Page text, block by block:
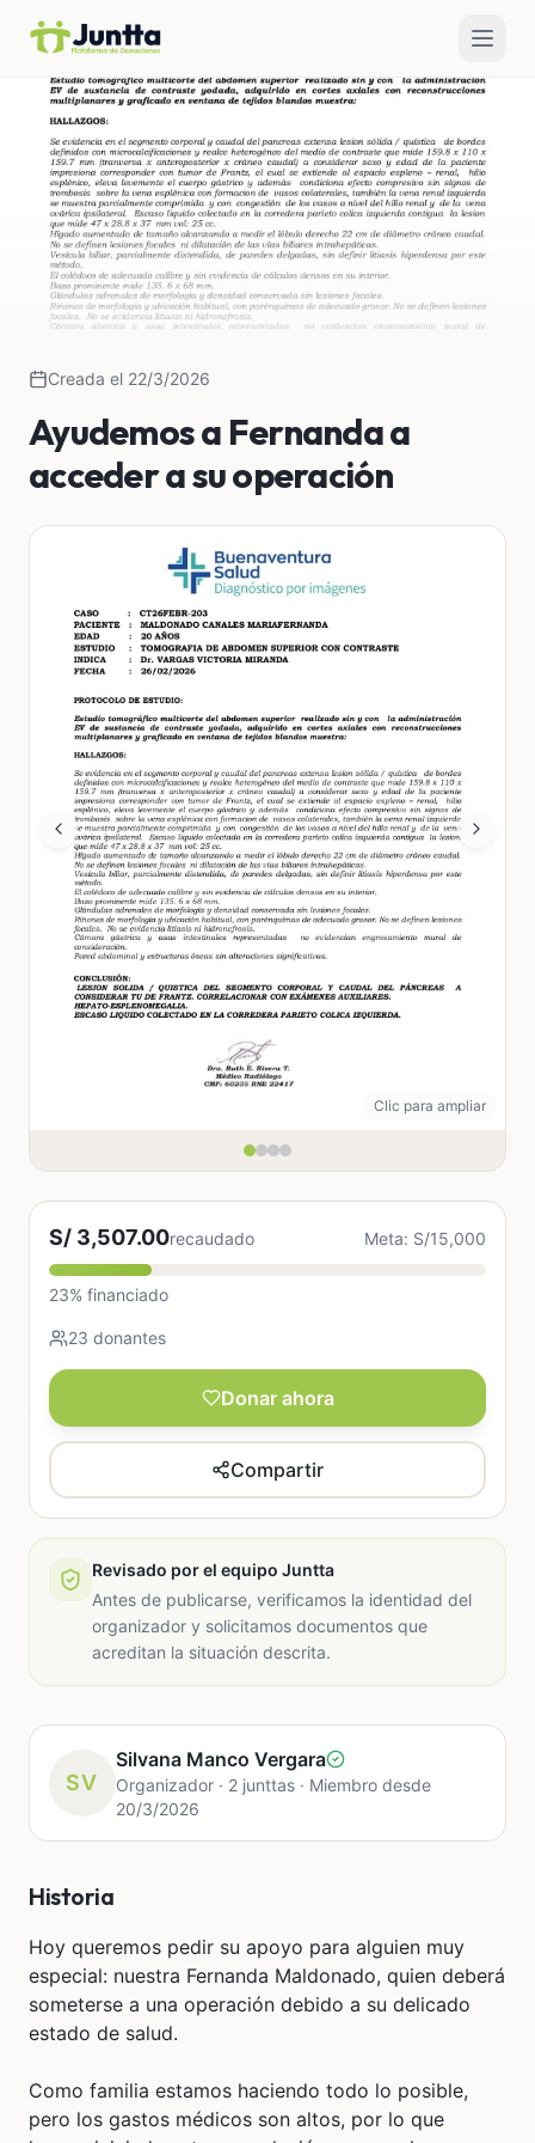
Creada el 22/3/2026
Ayudemos a Fernanda a
acceder a su operación
Clic para ampliar
S/ 3,507.00recaudado Meta: S/15,000
23% financiado
23 donantes
Donar ahora
Compartir
Revisado por el equipo Juntta
Antes de publicarse, verificamos la identidad del
organizador y solicitamos documentos que
acreditan la situación descrita.
SV
Silvana Manco Vergara
Organizador · 2 junttas · Miembro desde
20/3/2026
Historia
Hoy queremos pedir su apoyo para alguien muy
especial: nuestra Fernanda Maldonado, quien deberá
someterse a una operación debido a su delicado
estado de salud.
Como familia estamos haciendo todo lo posible,
pero los gastos médicos son altos, por lo que